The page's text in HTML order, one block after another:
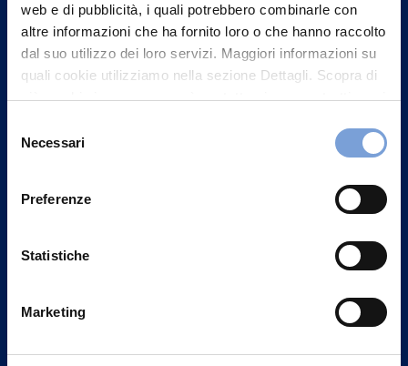
web e di pubblicità, i quali potrebbero combinarle con
altre informazioni che ha fornito loro o che hanno raccolto
dal suo utilizzo dei loro servizi. Maggiori informazioni su
quali cookie utilizziamo nella sezione Dettagli. Scopra di
più su chi siamo, come può contattarci e come trattiamo i
può trovare nel footer del sito nella sezione "Informativa
delNecessari
Preferenze
Statistiche
Marketing
20149 Milano